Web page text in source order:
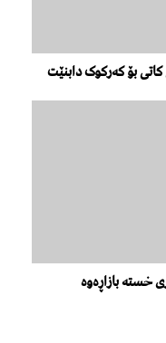
بۆ کەرکوک دابنێت
خستە بازاڕەوە